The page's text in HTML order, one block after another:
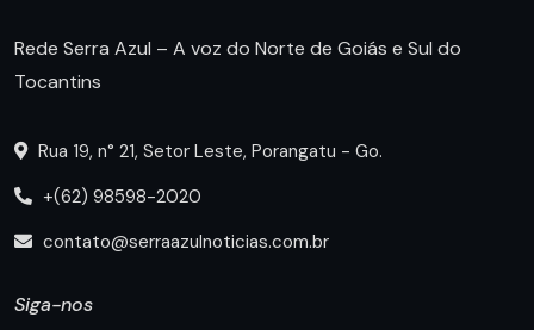
Rede Serra Azul – A voz do Norte de Goiás e Sul do
Tocantins
Rua 19, n° 21, Setor Leste, Porangatu - Go.
+(62) 98598-2020
contato@serraazulnoticias.com.br
Siga-nos